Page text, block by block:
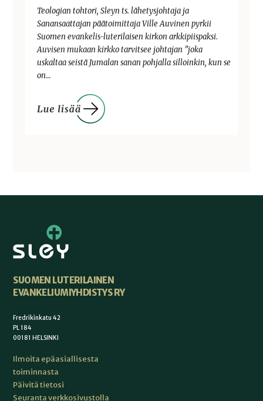
Teologian tohtori, Sleyn ts. lähetysjohtaja ja
Sanansaattajan päätoimittaja Ville Auvinen pyrkii
Suomen evankelis-luterilaisen kirkon arkkipiispaksi.
Auvisen mukaan kirkko tarvitsee johtajan ”joka
uskaltaa seistä Jumalan sanan pohjalla silloinkin, kun se
on…
SUOMEN LUTERILAINEN
EVANKELIUMIYHDISTYS RY
Fredrikinkatu 42
PL 184
00181 HELSINKI
Ilmoita epäasiallisesta
toiminnasta
Päivitä tietosi
Seuranta verkkosivustolla